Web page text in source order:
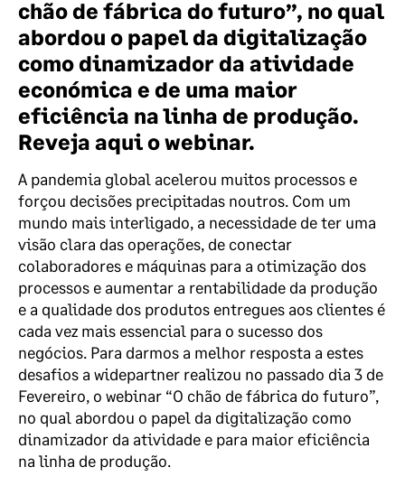
chão de fábrica do futuro”, no qual
abordou o papel da digitalização
como dinamizador da atividade
económica e de uma maior
eficiência na linha de produção.
Reveja aqui o webinar.
A pandemia global acelerou muitos processos e
forçou decisões precipitadas noutros. Com um
mundo mais interligado, a necessidade de ter uma
visão clara das operações, de conectar
colaboradores e máquinas para a otimização dos
processos e aumentar a rentabilidade da produção
e a qualidade dos produtos entregues aos clientes é
cada vez mais essencial para o sucesso dos
negócios. Para darmos a melhor resposta a estes
desafios a widepartner realizou no passado dia 3 de
Fevereiro, o webinar “O chão de fábrica do futuro”,
no qual abordou o papel da digitalização como
dinamizador da atividade e para maior eficiência
na linha de produção.